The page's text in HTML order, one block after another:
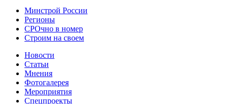
Минстрой России
Регионы
СРОчно в номер
Строим на своем
Новости
Статьи
Мнения
Фотогалерея
Мероприятия
Спецпроекты